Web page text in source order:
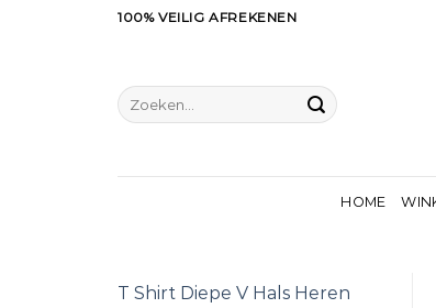
100% VEILIG AFREKENEN
Zoeken
naar:
HOME
T Shirt Diepe V Hals Heren